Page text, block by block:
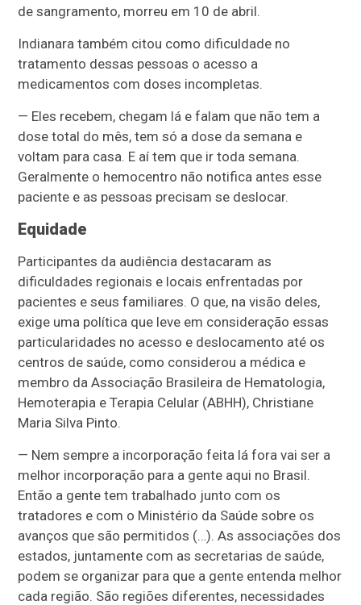
de sangramento, morreu em 10 de abril.
Indianara também citou como dificuldade no
tratamento dessas pessoas o acesso a
medicamentos com doses incompletas.
— Eles recebem, chegam lá e falam que não tem a
dose total do mês, tem só a dose da semana e
voltam para casa. E aí tem que ir toda semana.
Geralmente o hemocentro não notifica antes esse
paciente e as pessoas precisam se deslocar.
Equidade
Participantes da audiência destacaram as
dificuldades regionais e locais enfrentadas por
pacientes e seus familiares. O que, na visão deles,
exige uma política que leve em consideração essas
particularidades no acesso e deslocamento até os
centros de saúde, como considerou a médica e
membro da Associação Brasileira de Hematologia,
Hemoterapia e Terapia Celular (ABHH), Christiane
Maria Silva Pinto.
— Nem sempre a incorporação feita lá fora vai ser a
melhor incorporação para a gente aqui no Brasil.
Então a gente tem trabalhado junto com os
tratadores e com o Ministério da Saúde sobre os
avanços que são permitidos (…). As associações dos
estados, juntamente com as secretarias de saúde,
podem se organizar para que a gente entenda melhor
cada região. São regiões diferentes, necessidades